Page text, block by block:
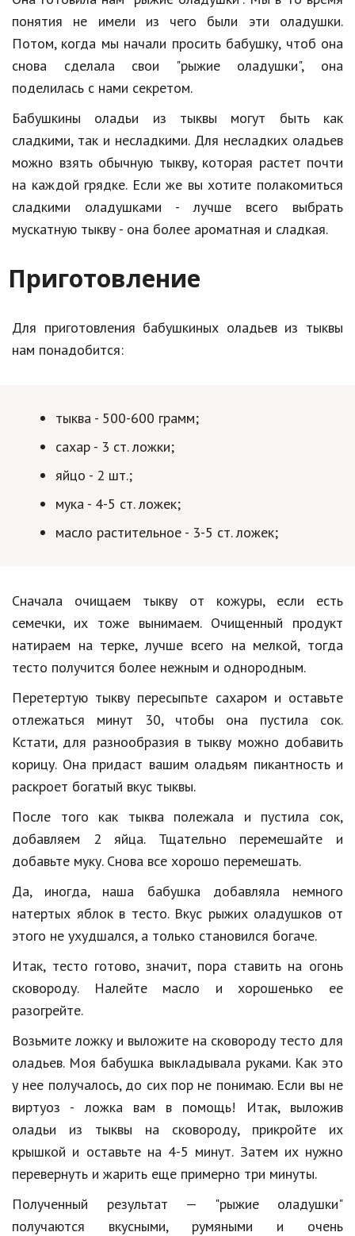
понятия не имели из чего были эти оладушки.
Потом, когда мы начали просить бабушку, чтоб она
снова сделала свои "рыжие оладушки", она
поделилась с нами секретом.
Бабушкины оладьи из тыквы могут быть как
сладкими, так и несладкими. Для несладких оладьев
можно взять обычную тыкву, которая растет почти
на каждой грядке. Если же вы хотите полакомиться
сладкими оладушками - лучше всего выбрать
мускатную тыкву - она более ароматная и сладкая.
Приготовление
Для приготовления бабушкиных оладьев из тыквы
нам понадобится:
тыква - 500-600 грамм;
сахар - 3 ст. ложки;
яйцо - 2 шт.;
мука - 4-5 ст. ложек;
масло растительное - 3-5 ст. ложек;
Сначала очищаем тыкву от кожуры, если есть
семечки, их тоже вынимаем. Очищенный продукт
натираем на терке, лучше всего на мелкой, тогда
тесто получится более нежным и однородным.
Перетертую тыкву пересыпьте сахаром и оставьте
отлежаться минут 30, чтобы она пустила сок.
Кстати, для разнообразия в тыкву можно добавить
корицу. Она придаст вашим оладьям пикантность и
раскроет богатый вкус тыквы.
После того как тыква полежала и пустила сок,
добавляем 2 яйца. Тщательно перемешайте и
добавьте муку. Снова все хорошо перемешать.
Да, иногда, наша бабушка добавляла немного
натертых яблок в тесто. Вкус рыжих оладушков от
этого не ухудшался, а только становился богаче.
Итак, тесто готово, значит, пора ставить на огонь
сковороду. Налейте масло и хорошенько ее
разогрейте.
Возьмите ложку и выложите на сковороду тесто для
оладьев. Моя бабушка выкладывала руками. Как это
у нее получалось, до сих пор не понимаю. Если вы не
виртуоз - ложка вам в помощь! Итак, выложив
оладьи из тыквы на сковороду, прикройте их
крышкой и оставьте на 4-5 минут. Затем их нужно
перевернуть и жарить еще примерно три минуты.
Полученный результат — "рыжие оладушки"
получаются вкусными, румяными и очень